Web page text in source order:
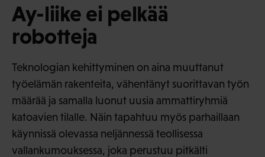
Ay-liike ei pelkää
robotteja
Teknologian kehittyminen on aina muuttanut
työelämän rakenteita, vähentänyt suorittavan työn
määrää ja samalla luonut uusia ammattiryhmiä
katoavien tilalle. Näin tapahtuu myös parhaillaan
käynnissä olevassa neljännessä teollisessa
vallankumouksessa, joka perustuu pitkälti